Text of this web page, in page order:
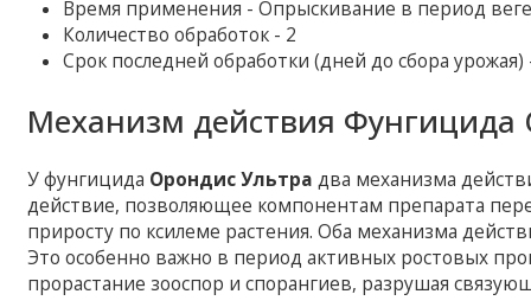
Время применения - Опрыскивание в период
Количество обработок - 2
Срок последней обработки (дней до сбора урожая)
Механизм действия Фунгицида
У фунгицида Орондис Ультра два механизма
действие, позволяющее компонентам препарата
приросту по ксилеме растения. Оба механизма
Это особенно важно в период активных ростовых
прорастание зооспор и спорангиев, разрушая